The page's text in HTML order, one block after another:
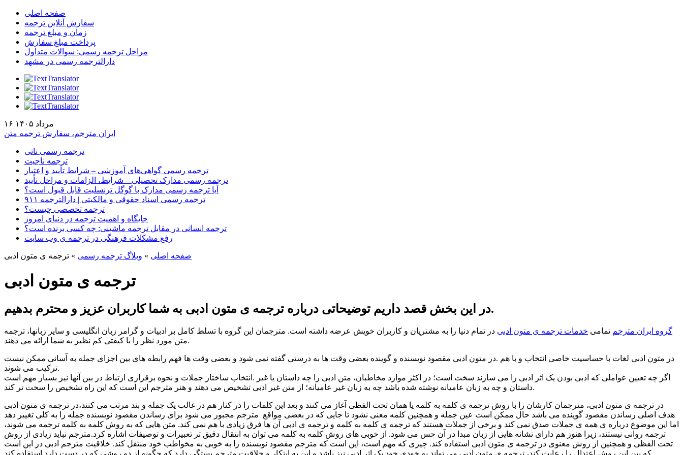
صفحه اصلی
سفارش آنلاین ترجمه
زمان و مبلغ ترجمه
پرداخت مبلغ سفارش
مراحل ترجمه رسمی: سوالات متداول
دارالترجمه رسمی در مشهد
۱۶ مرداد ۱۴۰۵
ایران مترجم، سفارش ترجمه متن
ترجمه رسمی ناتی
ترجمه ناجیت
ترجمه رسمی گواهی‌های آموزشی – شرایط تأیید و اعتبار
ترجمه رسمی مدارک تحصیلی – شرایط، الزامات و مراحل تأیید
آیا ترجمه رسمی مدارک با گوگل ترنسلیت قابل قبول است؟
ترجمه رسمی اسناد حقوقی و مالکیتی | دارالترجمه ۹۱۱
ترجمه تخصصی چیست؟
جایگاه و اهمیت ترجمه در دنیای امروز
ترجمه انسانی در مقابل ترجمه ماشینی: چه کسی برنده است؟
رفع مشکلات فرهنگی در ترجمه ی وب سایت
صفحه اصلی » وبلاگ ترجمه رسمی » ترجمه ی متون ادبی
ترجمه ی متون ادبی
در این بخش قصد داریم توضیحاتی درباره ترجمه ی متون ادبی به شما کاربران عزیز و محترم بدهیم.
گروه ایران مترجم تمامی خدمات ترجمه ی متون ادبی در تمام دنیا را به مشتریان و کاربران خویش عرضه داشته است. مترجمان این گروه با تسلط کامل بر ادبیات و گرامر زبان انگلیسی و سایر زبانها، ترجمه
متن مورد نظر را با کیفتی کم نظیر به شما ارائه می دهند.
در متون ادبی مقصود نویسنده و گوینده بعضی وقت ها به درستی گفته نمی شود و بعضی وقت ها فهم رابطه های بین اجزای جمله به آسانی ممکن نیست. در متون ادبی لغات با حساسیت خاصی انتخاب و با هم
ترکیب می شوند.
انتخاب ساختار جملات و نحوه برقراری ارتباط در بین آنها نیز بسیار مهم است
. اگر چه تعیین عواملی که ادبی بودن یک اثر ادبی را می سازند سخت است؛ در اکثر موارد مخاطبان، متن ادبی را چه داستان یا غیر
داستان و چه به زبان عامیانه نوشته شده باشد چه به زبان غیر عامیانه؛ از متن غیر ادبی تشخیص می دهندو هنر مترجم این است که این راه تشخیص را سخت تر کند.
در ترجمه ی متون ادبی، مترجمان کارشان را با روش ترجمه ی کلمه به کلمه یا همان تحت الفظی آغاز می کنند و بعد این کلمات را در کنار هم در غالب یک جمله و بند مرتب می کنند،در ترجمه ی متون ادبی
هدف اصلی رساندن مقصود گوینده می باشد حال ممکن است عین جمله و همچنین کلمه معنی نشود تا جایی که در بعضی مواقع مترجم مجبور می شود برای رساندن مقصود نویسنده جمله را به کلی تغییر دهد
اما این موضوع درباره ی همه ی جملات صدق نمی کند و برخی از جملات هستند که ترجمه ی کلمه به کلمه و ترجمه ی ادبی آن ها فرق زیادی با هم نمی کند. متن هایی که به روش کلمه به کلمه ترجمه می شوند،
ترجمه روانی نیستند، زیرا هنوز هم دارای نشانه هایی از زبان مبدا در آن حس می شود. از خوبی های روش کلمه به کلمه می توان به انتقال دقیق تر تعبیرات و توصیفات اشاره کرد.مترجم نباید زیادی از روش
تحت الفظی و همچنین از روش معنوی در ترجمه ی متون ادبی استفاده کند. چیزی که مهم است، این است که مترجم مقصود نویسنده را به خوبی به مخواطب خود منتقل کند. خلاقیت مترجم ادبی در این است